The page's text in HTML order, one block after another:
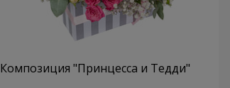
Композиция "Принцесса и Тедди"